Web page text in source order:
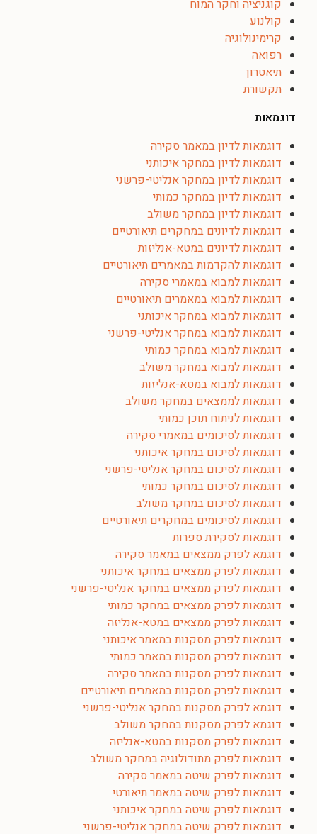
קוגניציה וחקר המוח
קולנוע
קרימינולוגיה
רפואה
תיאטרון
תקשורת
דוגמאות
דוגמאות לדיון במאמר סקירה
דוגמאות לדיון במחקר איכותני
דוגמאות לדיון במחקר אנליטי-פרשני
דוגמאות לדיון במחקר כמותי
דוגמאות לדיון במחקר משולב
דוגמאות לדיונים במחקרים תיאורטיים
דוגמאות לדיונים במטא-אנליזות
דוגמאות להקדמות במאמרים תיאורטיים
דוגמאות למבוא במאמרי סקירה
דוגמאות למבוא במאמרים תיאורטיים
דוגמאות למבוא במחקר איכותני
דוגמאות למבוא במחקר אנליטי-פרשני
דוגמאות למבוא במחקר כמותי
דוגמאות למבוא במחקר משולב
דוגמאות למבוא במטא-אנליזות
דוגמאות לממצאים במחקר משולב
דוגמאות לניתוח תוכן כמותי
דוגמאות לסיכומים במאמרי סקירה
דוגמאות לסיכום במחקר איכותני
דוגמאות לסיכום במחקר אנליטי-פרשני
דוגמאות לסיכום במחקר כמותי
דוגמאות לסיכום במחקר משולב
דוגמאות לסיכומים במחקרים תיאורטיים
דוגמאות לסקירת ספרות
דוגמא לפרק ממצאים במאמר סקירה
דוגמאות לפרק ממצאים במחקר איכותני
דוגמאות לפרק ממצאים במחקר אנליטי-פרשני
דוגמאות לפרק ממצאים במחקר כמותי
דוגמאות לפרק ממצאים במטא-אנליזה
דוגמאות לפרק מסקנות במאמר איכותני
דוגמאות לפרק מסקנות במאמר כמותי
דוגמאות לפרק מסקנות במאמר סקירה
דוגמאות לפרק מסקנות במאמרים תיאורטיים
דוגמא לפרק מסקנות במחקר אנליטי-פרשני
דוגמא לפרק מסקנות במחקר משולב
דוגמאות לפרק מסקנות במטא-אנליזה
דוגמאות לפרק מתודולוגיה במחקר משולב
דוגמאות לפרק שיטה במאמר סקירה
דוגמאות לפרק שיטה במאמר תיאורטי
דוגמאות לפרק שיטה במחקר איכותני
דוגמאות לפרק שיטה במחקר אנליטי-פרשני